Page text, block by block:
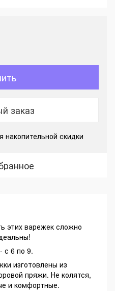
заказ
накопительной скидки
этих варежек сложно
с 6 по 9.
изготовлены из
пряжи. Не колятся,
и комфортные.